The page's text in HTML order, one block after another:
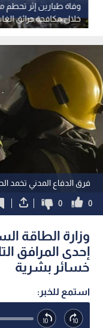
وفاة طيارين إثر تحطم
خلال مكافحة حرائق
يوتا الأمريكية
فرق الدفاع المدني تخمد
0
0
وزارة الطاقة
إحدى المرافق
خسائر بشرية
استمع للخبر: